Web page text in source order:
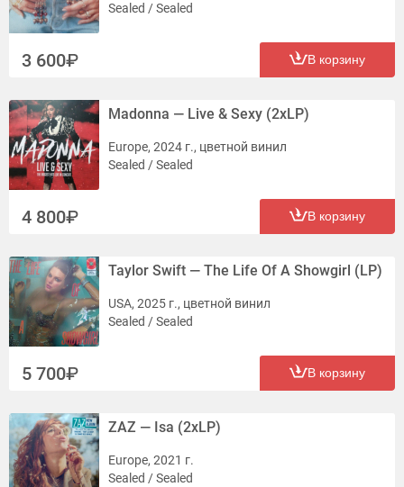
Sealed / Sealed
3 600 В корзину
Madonna — Live & Sexy (2xLP)
Europe, 2024 г., цветной винил
Sealed / Sealed
4 800 В корзину
Taylor Swift — The Life Of A Showgirl (LP)
USA, 2025 г., цветной винил
Sealed / Sealed
5 700 В корзину
ZAZ — Isa (2xLP)
Europe, 2021 г.
Sealed / Sealed